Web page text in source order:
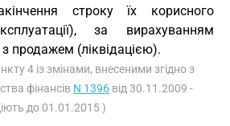
строку їх корисного
за вирахуванням
продажем (ліквідацією).
4 із змінами, внесеними згідно з
фінансів N 1396 від 30.11.2009 -
до 01.01.2015 )